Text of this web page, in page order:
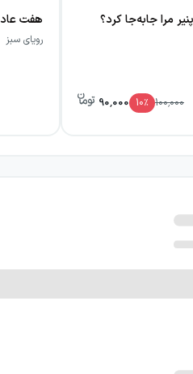
مرا جابه‌جا کرد؟
100,000
10٪ 90,000
رویای سبز